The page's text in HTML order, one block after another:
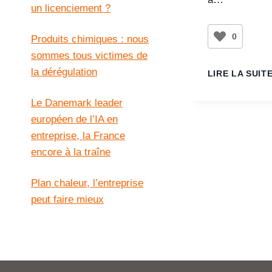
0
LIRE LA
un licenciement ?
Produits chimiques : nous
sommes tous victimes de
la dérégulation
Le Danemark leader
européen de l’IA en
entreprise, la France
encore à la traîne
Plan chaleur, l’entreprise
peut faire mieux